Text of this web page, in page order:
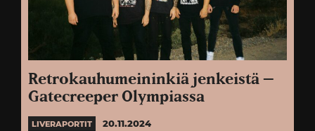
Retrokauhumeininkiä jenkeistä –
Gatecreeper Olympiassa
LIVERAPORTIT 20.11.2024